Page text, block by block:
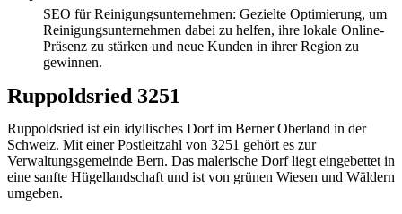
SEO für Reinigungsunternehmen: Gezielte Optimierung, um
Reinigungsunternehmen dabei zu helfen, ihre lokale Online-
Präsenz zu stärken und neue Kunden in ihrer Region zu
gewinnen.
Ruppoldsried 3251
Ruppoldsried ist ein idyllisches Dorf im Berner Oberland in der
Schweiz. Mit einer Postleitzahl von 3251 gehört es zur
Verwaltungsgemeinde Bern. Das malerische Dorf liegt eingebettet in
eine sanfte Hügellandschaft und ist von grünen Wiesen und Wäldern
umgeben.